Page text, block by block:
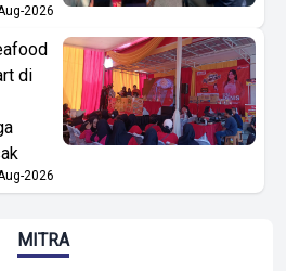
2026
di
2026
MITRA